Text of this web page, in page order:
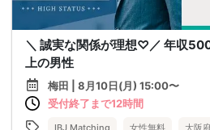
＼ 誠実な関係が理想♡／ 年収
上の男性
梅田 | 8月10日(月) 15:00〜
受付終了まで12時間
IBJ Matching 女性無料 大阪